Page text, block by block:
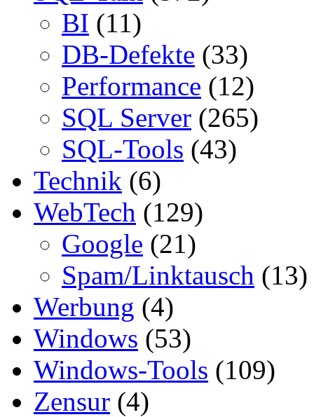
BI (11)
DB-Defekte (33)
Performance (12)
SQL Server (265)
SQL-Tools (43)
Technik (6)
WebTech (129)
Google (21)
Spam/Linktausch (13)
Werbung (4)
Windows (53)
Windows-Tools (109)
Zensur (4)